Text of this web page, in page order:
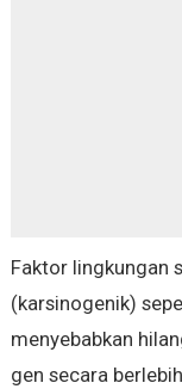
Faktor lingkungan
(karsinogenik)
menyebabkan
gen secara